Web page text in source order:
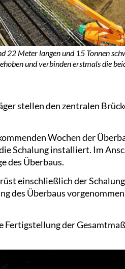
22 Meter langen und 15 Tonnen
und verbinden erstmals die
stellen den zentralen
Wochen der
Schalung installiert. Im
des Überbaus.
einschließlich der
des Überbaus
der